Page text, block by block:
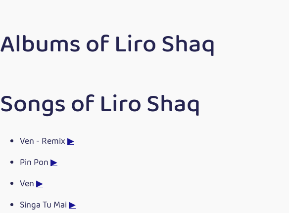
Albums of Liro Shaq
Songs of Liro Shaq
Ven - Remix▶
Pin Pon▶
Ven▶
Singa Tu Mai▶